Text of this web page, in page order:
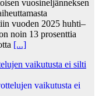
vuosineljänneksen
vuoden 2025 huhti–
noin 13 prosenttia
[...]
vaikutusta ei silti